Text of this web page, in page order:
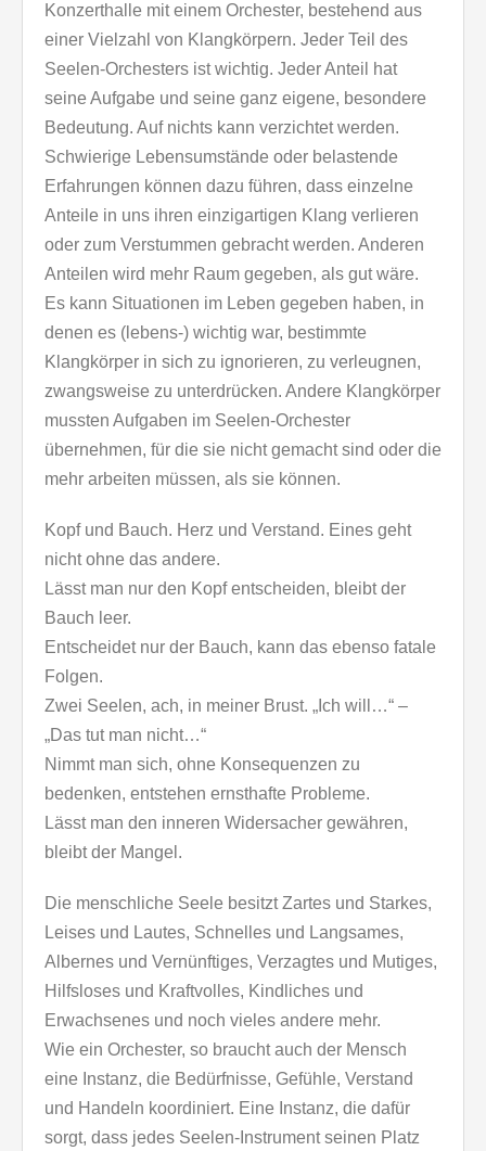
Konzerthalle mit einem Orchester, bestehend aus
einer Vielzahl von Klangkörpern. Jeder Teil des
Seelen-Orchesters ist wichtig. Jeder Anteil hat
seine Aufgabe und seine ganz eigene, besondere
Bedeutung. Auf nichts kann verzichtet werden.
Schwierige Lebensumstände oder belastende
Erfahrungen können dazu führen, dass einzelne
Anteile in uns ihren einzigartigen Klang verlieren
oder zum Verstummen gebracht werden. Anderen
Anteilen wird mehr Raum gegeben, als gut wäre.
Es kann Situationen im Leben gegeben haben, in
denen es (lebens-) wichtig war, bestimmte
Klangkörper in sich zu ignorieren, zu verleugnen,
zwangsweise zu unterdrücken. Andere Klangkörper
mussten Aufgaben im Seelen-Orchester
übernehmen, für die sie nicht gemacht sind oder die
mehr arbeiten müssen, als sie können.
Kopf und Bauch. Herz und Verstand. Eines geht
nicht ohne das andere.
Lässt man nur den Kopf entscheiden, bleibt der
Bauch leer.
Entscheidet nur der Bauch, kann das ebenso fatale
Folgen.
Zwei Seelen, ach, in meiner Brust. „Ich will…“ –
„Das tut man nicht…“
Nimmt man sich, ohne Konsequenzen zu
bedenken, entstehen ernsthafte Probleme.
Lässt man den inneren Widersacher gewähren,
bleibt der Mangel.
Die menschliche Seele besitzt Zartes und Starkes,
Leises und Lautes, Schnelles und Langsames,
Albernes und Vernünftiges, Verzagtes und Mutiges,
Hilfsloses und Kraftvolles, Kindliches und
Erwachsenes und noch vieles andere mehr.
Wie ein Orchester, so braucht auch der Mensch
eine Instanz, die Bedürfnisse, Gefühle, Verstand
und Handeln koordiniert. Eine Instanz, die dafür
sorgt, dass jedes Seelen-Instrument seinen Platz